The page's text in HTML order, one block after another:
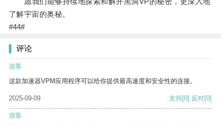
了解宇宙的奥秘。
#44#
评论
游客
这款加速器VPM应用程序可以给你提供最高速度和安全性的连接。
2025-09-09 支持[0] 反对[0]
游客